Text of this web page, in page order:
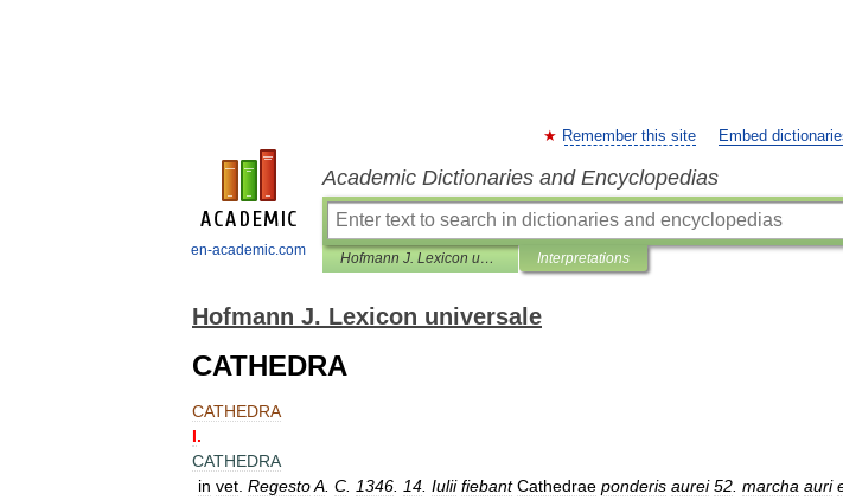
en-academic.com
Remember this site Embed
Academic Dictionaries and Encyclopedias
Hofmann J. Lexicon universale Interpretations
Hofmann J. Lexicon universale
CATHEDRA
CATHEDRA
I.
CATHEDRA
in vet RegestoA C 1346 14 Iulii fiebant Cathedrae ponderis aurei 52 marcha auri